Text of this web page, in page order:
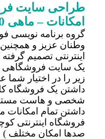
طراحی سایت
امکانات – ماهی 50 هزار تومان
گروه برنامه نویسی
وطنان عزیز و همچنین
یک سایت فروشگاهی با
زیر را در اختیار شما
داشتن یک فروشگاه کاملا
شخصی و هاست مستقل
داشتن تمام امکانات مورد
فروشگاه اینترنتی کوچک
صدها امکان مختلف )